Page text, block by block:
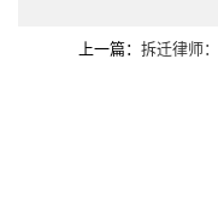
上一篇： 拆迁律师